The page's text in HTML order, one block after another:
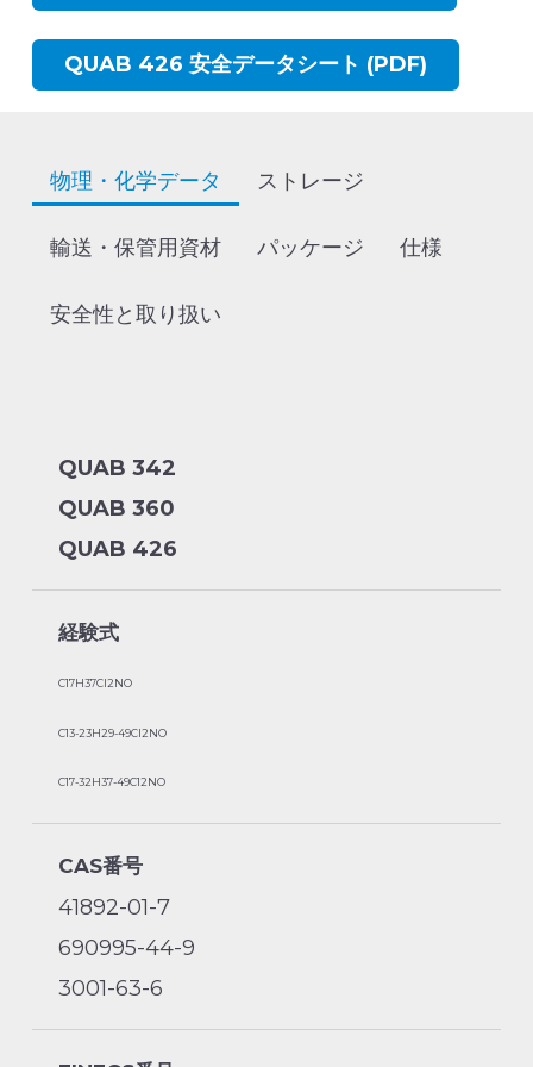
QUAB 426 安全データシート (PDF)
物理・化学データ ストレージ
輸送・保管用資材 パッケージ 仕様
安全性と取り扱い
QUAB 342
QUAB 360
QUAB 426
経験式
C17H37Cl2NO
C13-23H29-49Cl2NO
C17-32H37-49C12NO
CAS番号
41892-01-7
690995-44-9
3001-63-6